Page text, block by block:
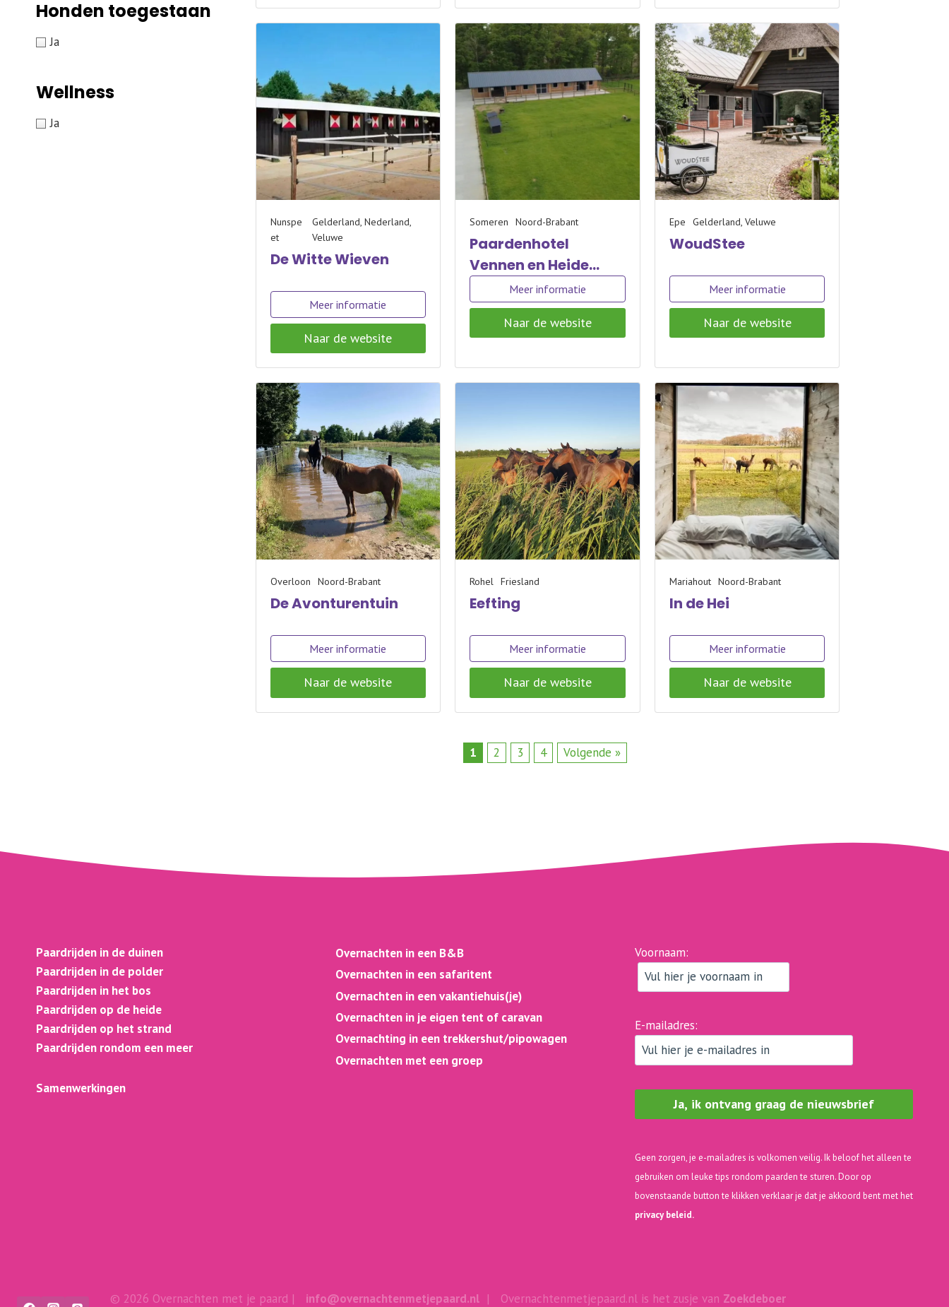
Honden toegestaan
Ja
Wellness
Ja
Nunspe
et
Gelderland, Nederland,
Veluwe
De Witte Wieven
Meer informatie
Naar de website
Someren Noord-Brabant
Paardenhotel
Vennen en Heide
SomerenMeer informatie
Naar de website
Epe Gelderland, Veluwe
WoudStee
Meer informatie
Naar de website
Overloon Noord-Brabant
De Avonturentuin
Meer informatie
Naar de website
Rohel Friesland
Eefting
Meer informatie
Naar de website
Mariahout Noord-Brabant
In de Hei
Meer informatie
Naar de website
1 2 3 4 Volgende »
Paardrijden in de duinen
Paardrijden in de polder
Paardrijden in het bos
Paardrijden op de heide
Paardrijden op het strand
Paardrijden rondom een meer
Samenwerkingen
Overnachten in een B&B
Overnachten in een safaritent
Overnachten in een vakantiehuis(je)
Overnachten in je eigen tent of caravan
Overnachting in een trekkershut/pipowagen
Overnachten met een groep
Voornaam:
E-mailadres:
Geen zorgen, je e-mailadres is volkomen veilig. Ik beloof het alleen te
gebruiken om leuke tips rondom paarden te sturen. Door op
bovenstaande button te klikken verklaar je dat je akkoord bent met het
privacy beleid.
© 2026 Overnachten met je paard | info@overnachtenmetjepaard.nl | Overnachtenmetjepaard.nl is het zusje van Zoekdeboer